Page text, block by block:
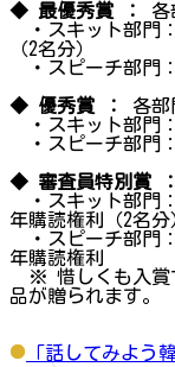
◆ 最優秀賞 ：
各
・スキット部門
（2名分）
・スピーチ部門
◆ 優秀賞 ：
各部
・スキット部門
・スピーチ部門
◆ 審査員特別賞 ：
・スキット部門
年購読権利（2名分
・スピーチ部門
年購読権利
※ 惜しくも入賞
品が贈られます。
「話してみよ